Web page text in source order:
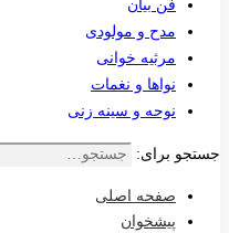
فن بیان
مدح و مولودی
مرثیه خوانی
نواها و نغمات
نوحه و سینه زنی
جستجو برای:
صفحه اصلی
پیشخوان